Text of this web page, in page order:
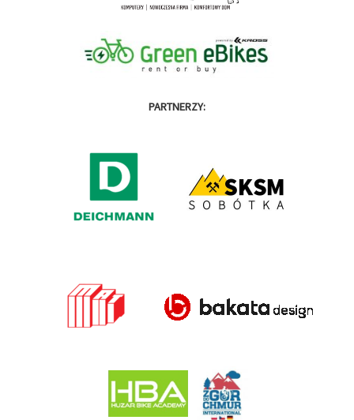
PARTNERZY: